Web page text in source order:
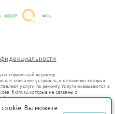
справочный характер.
для описания устройств, в отношении которых
услуги по ремонту. Услуги оказываются в
fixim.ru, которые не связаны с
представителями.
в гражданский оборот в соответствии
cookie. Вы можете